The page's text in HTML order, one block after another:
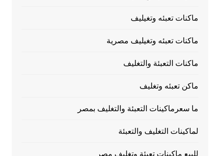
ماكنات تعبئه وتغيليف
ماكنات تعبئه وتغيليف مصرية
ماكنات التعبئة والتغليف
ماكن تعبئه وتغليف
ما سعرماكينات التعبئة والتغليف بمصر
لماكينات التغليف والتعبئة
للبيع ماكينات تعبئة وتغليف مصر